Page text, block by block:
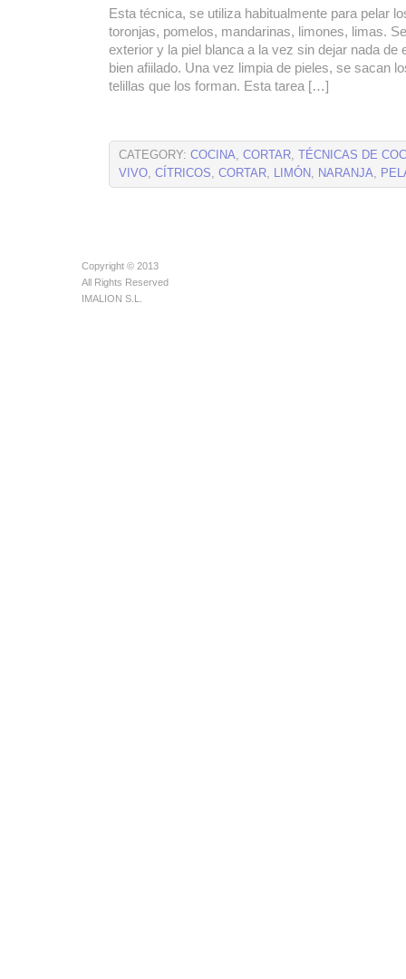
Esta técnica, se utiliza habitualmente para pelar
toronjas, pomelos, mandarinas, limones, limas.
exterior y la piel blanca a la vez sin dejar nada de
bien afiilado. Una vez limpia de pieles, se sacan
telillas que los forman. Esta tarea […]
CATEGORY: COCINA, CORTAR,
TÉCNICAS DE
VIVO, CÍTRICOS, CORTAR, LIMÓN, NARANJA,
Copyright © 2013
All Rights Reserved
IMALION S.L.